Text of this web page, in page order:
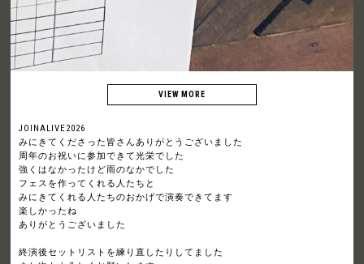
JOINALIVE2026
みにきてくださった皆さんありがとうございました
周年のお祝いに参加できて光栄でした
強くはなかったけど雨のなかでした
フェスを作ってくれる人たちと
みにきてくれる人たちのおかげで演奏できてます
楽しかったね
ありがとうございました
終演後セットリストを練り直したりしてました